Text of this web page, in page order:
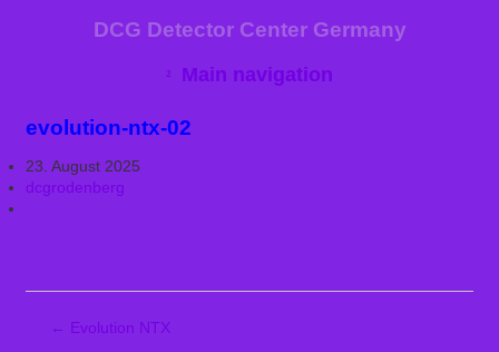
DCG Detector Center Germany
Main navigation
evolution-ntx-02
23. August 2025
dcgrodenberg
← Evolution NTX